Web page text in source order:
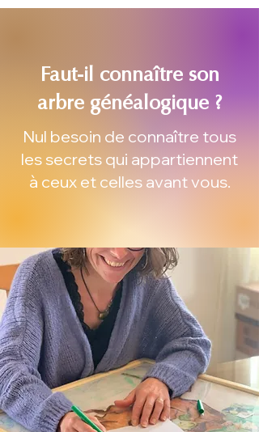
Faut-il connaître son
arbre généalogique ?
Nul besoin de connaître tous
les secrets qui appartiennent
à ceux et celles avant vous.